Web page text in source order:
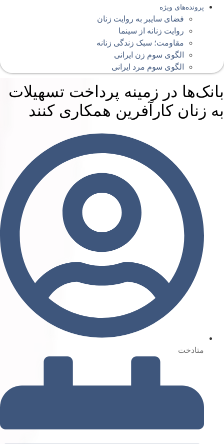
پرونده‌های ویژه
فضای سایبر به روایت زنان
روایت زنانه از سینما
مقاومت؛ سبک زندگی زنانه
الگوی سوم زن ایرانی
الگوی سوم مرد ایرانی
در زمینه پرداخت تسهیلات
زنان کارآفرین همکاری کنند
متادخت